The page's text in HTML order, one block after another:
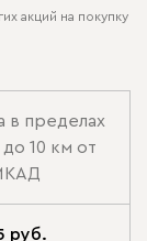
акций на покупку
в пределах
10 км от
руб.